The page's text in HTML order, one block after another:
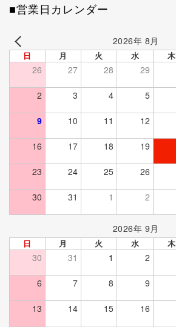
■営業日カレンダー
2026年 8月
日 月 火 水 木
26 27 28 29
2 3 4 5
9 10 11 12
16 17 18 19
23 24 25 26
30 31 1 2
2026年 9月
日 月 火 水 木
30 31 1 2
6 7 8 9
13 14 15 16